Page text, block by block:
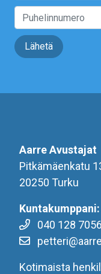
Lähetä
Aarre Avustajat
Pitkämäenkatu
20250 Turku
040 128 7056
Kotimaista